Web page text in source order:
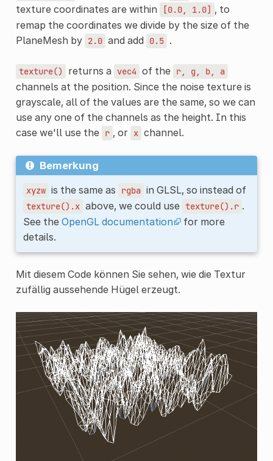
texture coordinates are within
[0.0, 1.0] , to
remap the coordinates we divide by the size of the
PlaneMesh by 2.0 and add 0.5 .
texture() returns a vec4 of the r, g, b, a
channels at the position. Since the noise texture is
grayscale, all of the values are the same, so we can
use any one of the channels as the height. In this
case we'll use the r , or x channel.
Bemerkung
xyzw is the same as rgba in GLSL, so instead of
texture().x above, we could use texture().r .
See the OpenGL documentation
for more
details.
Mit diesem Code können Sie sehen, wie die Textur
zufällig aussehende Hügel erzeugt.